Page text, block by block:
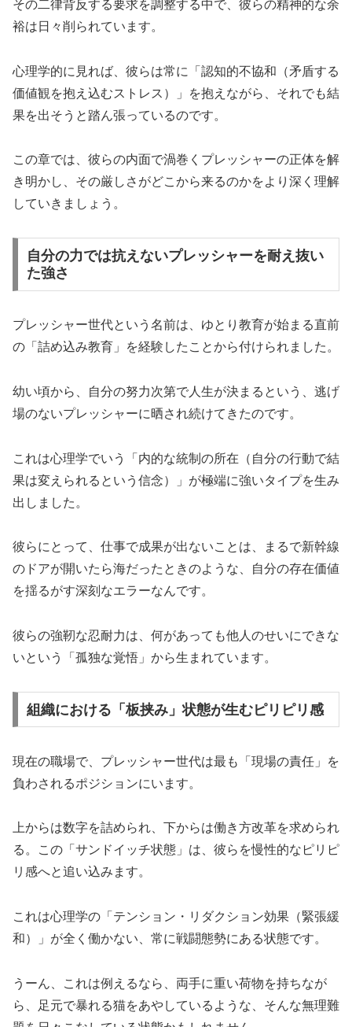
その二律背反する要求を調整する中で、彼らの精神的な余
裕は日々削られています。
心理学的に見れば、彼らは常に「認知的不協和（矛盾する
価値観を抱え込むストレス）」を抱えながら、それでも結
果を出そうと踏ん張っているのです。
この章では、彼らの内面で渦巻くプレッシャーの正体を解
き明かし、その厳しさがどこから来るのかをより深く理解
していきましょう。
自分の力では抗えないプレッシャーを耐え抜い
た強さ
プレッシャー世代という名前は、ゆとり教育が始まる直前
の「詰め込み教育」を経験したことから付けられました。
幼い頃から、自分の努力次第で人生が決まるという、逃げ
場のないプレッシャーに晒され続けてきたのです。
これは心理学でいう「内的な統制の所在（自分の行動で結
果は変えられるという信念）」が極端に強いタイプを生み
出しました。
彼らにとって、仕事で成果が出ないことは、まるで新幹線
のドアが開いたら海だったときのような、自分の存在価値
を揺るがす深刻なエラーなんです。
彼らの強靭な忍耐力は、何があっても他人のせいにできな
いという「孤独な覚悟」から生まれています。
組織における「板挟み」状態が生むピリピリ感
現在の職場で、プレッシャー世代は最も「現場の責任」を
負わされるポジションにいます。
上からは数字を詰められ、下からは働き方改革を求められ
る。この「サンドイッチ状態」は、彼らを慢性的なピリピ
リ感へと追い込みます。
これは心理学の「テンション・リダクション効果（緊張緩
和）」が全く働かない、常に戦闘態勢にある状態です。
うーん、これは例えるなら、両手に重い荷物を持ちなが
ら、足元で暴れる猫をあやしているような、そんな無理難